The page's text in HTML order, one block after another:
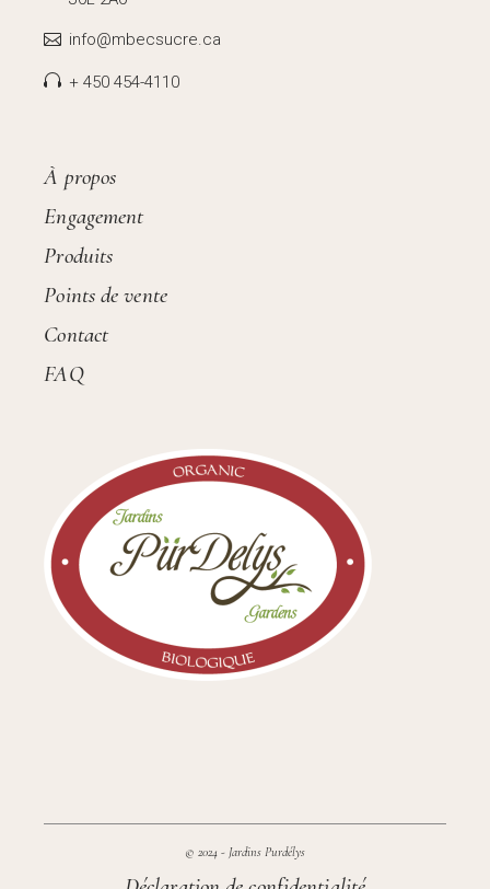
info@mbecsucre.ca
+ 450 454-4110
À propos
Engagement
Produits
Points de vente
Contact
FAQ
© 2024 - Jardins Purdélys